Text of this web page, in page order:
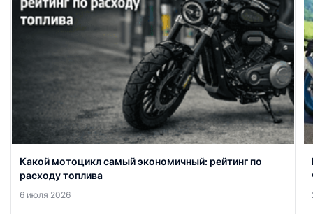
Какой мотоцикл самый экономичный: рейтинг по
расходу топлива
6 июля 2026